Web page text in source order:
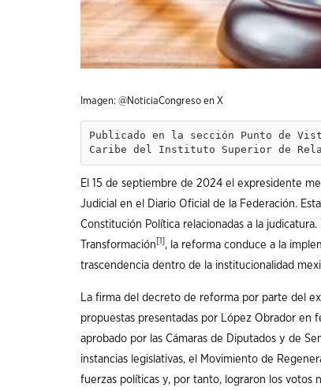
Imagen: @NoticiaCongreso en X
Publicado en la sección Punto de
Caribe del Instituto Superior de
El 15 de septiembre de 2024 el expresidente
Judicial en el Diario Oficial de la Federación.
Constitución Política relacionadas a la
Transformación [1] , la reforma conduce a la
trascendencia dentro de la institucionalidad
La firma del decreto de reforma por parte del
propuestas presentadas por López Obrador en
aprobado por las Cámaras de Diputados y de
instancias legislativas, el Movimiento de
fuerzas políticas y, por tanto, lograron los votos